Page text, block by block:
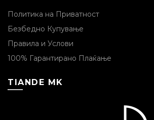
Политика на Приватност
Безбедно Купување
Правила и Услови
100% Гарантирано Плаќање
TIANDE MK